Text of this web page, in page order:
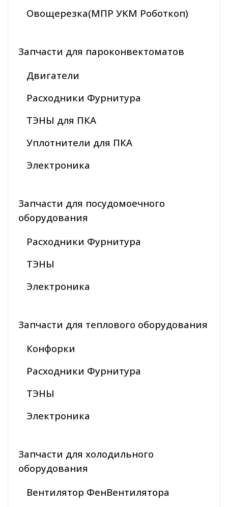
Овощерезка(МПР УКМ Роботкоп)
Запчасти для пароконвектоматов
Двигатели
Расходники Фурнитура
ТЭНЫ для ПКА
Уплотнители для ПКА
Электроника
Запчасти для посудомоечного
оборудования
Расходники Фурнитура
ТЭНЫ
Электроника
Запчасти для теплового оборудования
Конфорки
Расходники Фурнитура
ТЭНЫ
Электроника
Запчасти для холодильного
оборудования
Вентилятор ФенВентилятора